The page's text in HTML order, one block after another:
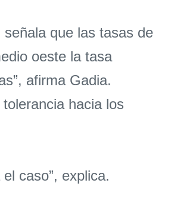
que las tasas de
oeste la tasa
afirma Gadia.
hacia los
caso”, explica.